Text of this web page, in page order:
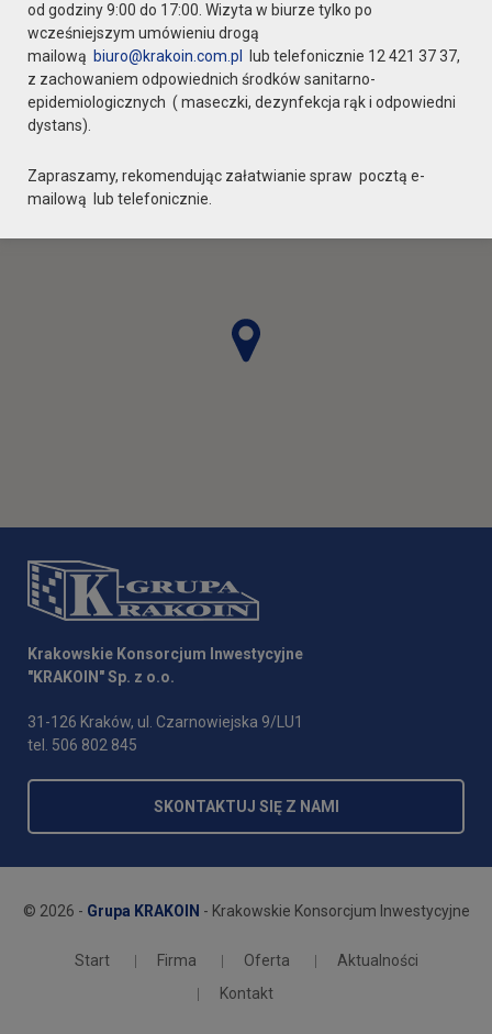
Krakowskie Konsorcjum Inwestycyjne
"KRAKOIN" Sp. z o.o.
31-126 Kraków, ul. Czarnowiejska 9/LU1
tel. 506 802 845
SKONTAKTUJ SIĘ Z NAMI
© 2026 - Grupa KRAKOIN - Krakowskie Konsorcjum Inwestycyjne
Start Firma Oferta
Aktualności
Kontakt
od godziny 9:00 do 17:00. Wizyta w biurze tylko po
wcześniejszym umówieniu drogą
mailową biuro@krakoin.com.pl
lub telefonicznie 12 421 37 37,
z zachowaniem odpowiednich środków sanitarno-
epidemiologicznych ( maseczki, dezynfekcja rąk i odpowiedni
dystans).
Zapraszamy, rekomendując załatwianie spraw pocztą e-
mailową lub telefonicznie.